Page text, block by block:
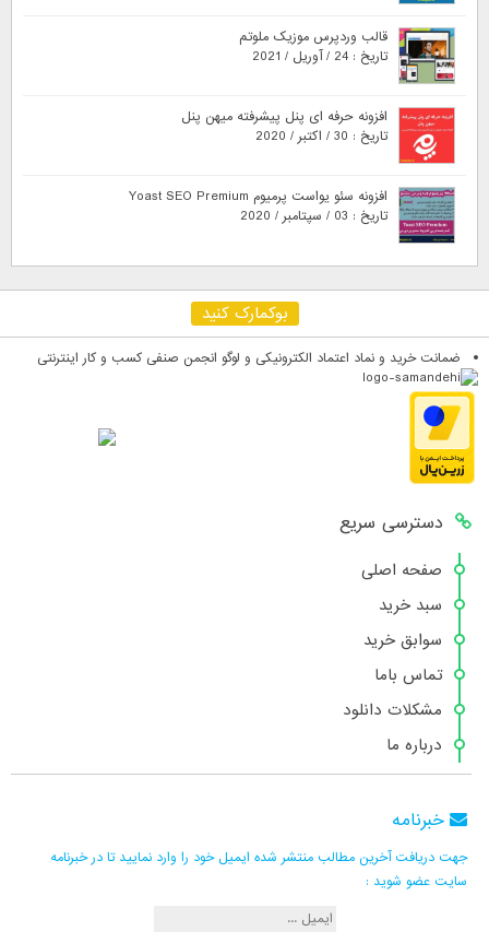
قالب وردپرس موزیک ملوتم
تاریخ : 24 / آوریل / 2021
افزونه حرفه ای پنل پیشرفته میهن پنل
تاریخ : 30 / اکتبر / 2020
افزونه سئو یواست پرمیوم Yoast SEO Premium
تاریخ : 03 / سپتامبر / 2020
بوکمارک کنید
ضمانت خرید و نماد اعتماد الکترونیکی و لوگو انجمن صنفی کسب و کار اینترنتی
دسترسی سریع
صفحه اصلی
سبد خرید
سوابق خرید
تماس باما
مشکلات دانلود
درباره ما
خبرنامه
جهت دریافت آخرین مطالب منتشر شده ایمیل خود را وارد نمایید تا در خبرنامه
سایت عضو شوید :